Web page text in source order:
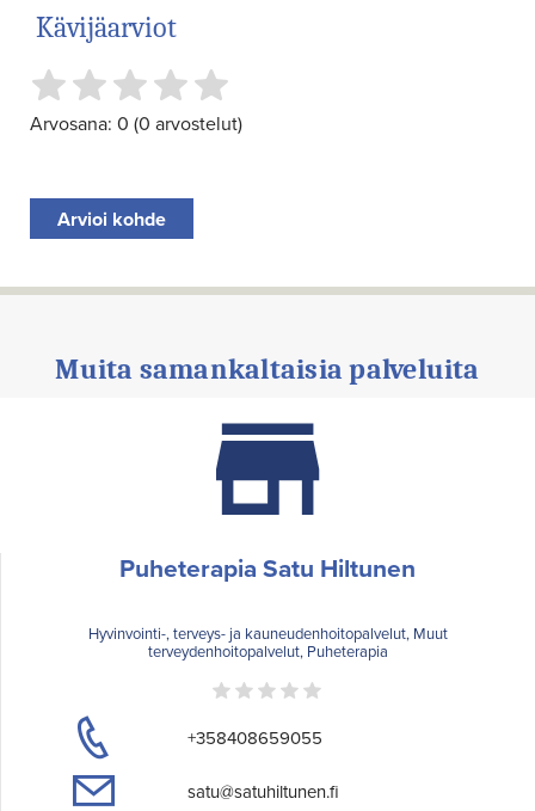
Kävijäarviot
Arvosana: 0 (0 arvostelut)
Arvioi kohde
Muita samankaltaisia palveluita
Puheterapia Satu Hiltunen
Hyvinvointi-, terveys- ja kauneudenhoitopalvelut, Muut
terveydenhoitopalvelut, Puheterapia
+358408659055
satu@satuhiltunen.fi